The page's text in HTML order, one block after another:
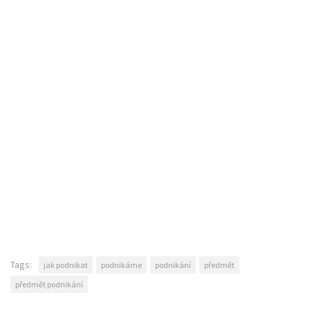
Tags: jak podnikat podnikáme podnikání
předmět
předmět podnikání